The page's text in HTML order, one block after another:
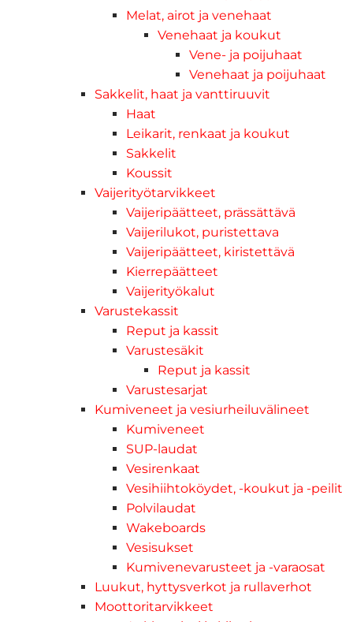
Melat, airot ja venehaat
Venehaat ja koukut
Vene- ja poijuhaat
Venehaat ja poijuhaat
Sakkelit, haat ja vanttiruuvit
Haat
Leikarit, renkaat ja koukut
Sakkelit
Koussit
Vaijerityötarvikkeet
Vaijeripäätteet, prässättävä
Vaijerilukot, puristettava
Vaijeripäätteet, kiristettävä
Kierrepäätteet
Vaijerityökalut
Varustekassit
Reput ja kassit
Varustesäkit
Reput ja kassit
Varustesarjat
Kumiveneet ja vesiurheiluvälineet
Kumiveneet
SUP-laudat
Vesirenkaat
Vesihiihtoköydet, -koukut ja -peilit
Polvilaudat
Wakeboards
Vesisukset
Kumivenevarusteet ja -varaosat
Luukut, hyttysverkot ja rullaverhot
Moottoritarvikkeet